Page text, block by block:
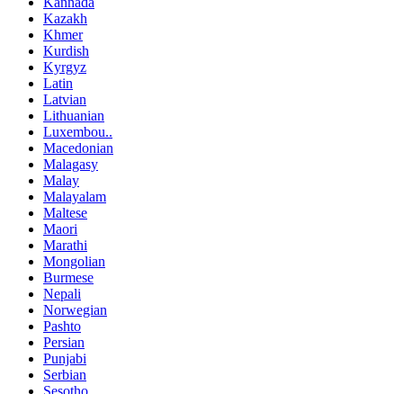
Kazakh
Khmer
Kurdish
Kyrgyz
Latin
Latvian
Lithuanian
Luxembou..
Macedonian
Malagasy
Malay
Malayalam
Maltese
Maori
Marathi
Mongolian
Burmese
Nepali
Norwegian
Pashto
Persian
Punjabi
Serbian
Sesotho